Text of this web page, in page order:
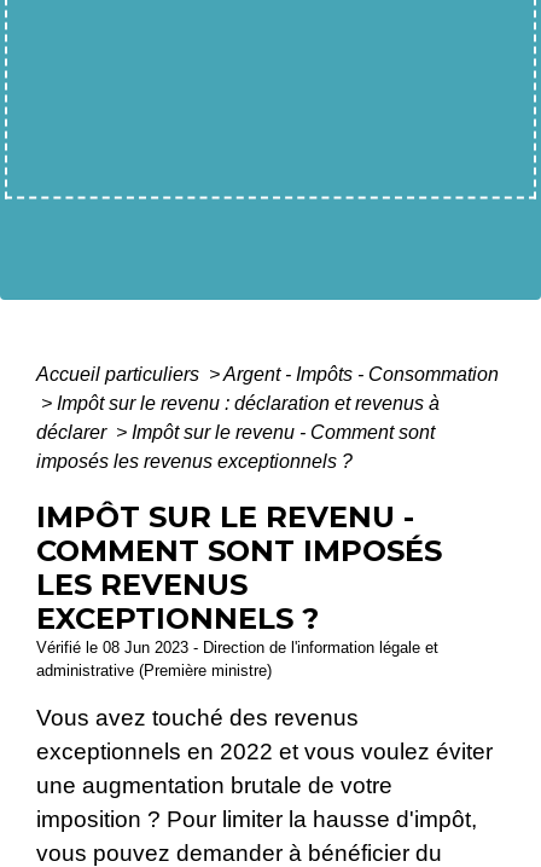
Accueil particuliers >Argent - Impôts - Consommation
> Impôt sur le revenu : déclaration et revenus à
déclarer > Impôt sur le revenu - Comment sont
imposés les revenus exceptionnels ?
IMPÔT SUR LE REVENU -
COMMENT SONT IMPOSÉS
LES REVENUS
EXCEPTIONNELS ?
Vérifié le 08 Jun 2023 - Direction de l'information légale et
administrative (Première ministre)
Vous avez touché des revenus
exceptionnels en 2022 et vous voulez éviter
une augmentation brutale de votre
imposition ? Pour limiter la hausse d'impôt,
vous pouvez demander à bénéficier du